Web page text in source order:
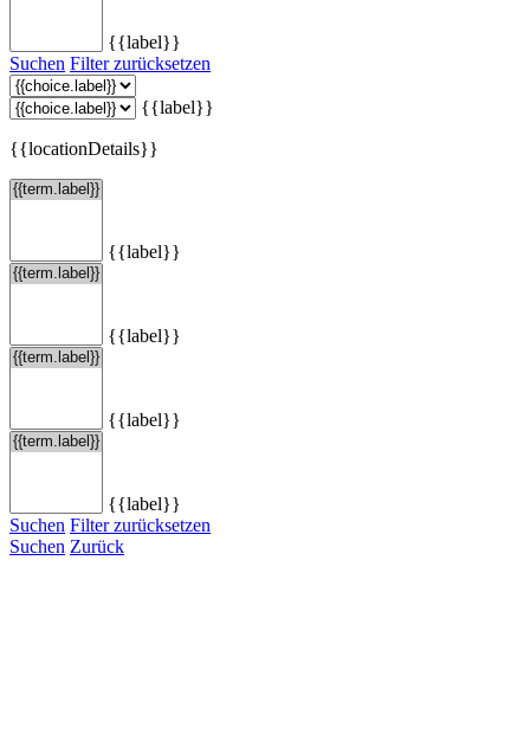
{{label}}
Suchen Filter zurücksetzen
{{label}}
{{locationDetails}}
{{label}}
{{label}}
{{label}}
{{label}}
Suchen Filter zurücksetzen
Suchen Zurück